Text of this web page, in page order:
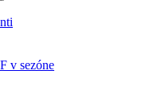
v sezóne